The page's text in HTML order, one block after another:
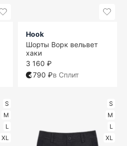
Hook
Шорты Ворк вельвет
хаки
3 160 ₽
790 ₽в Сплит
S
M
L
XL
S
M
L
XL